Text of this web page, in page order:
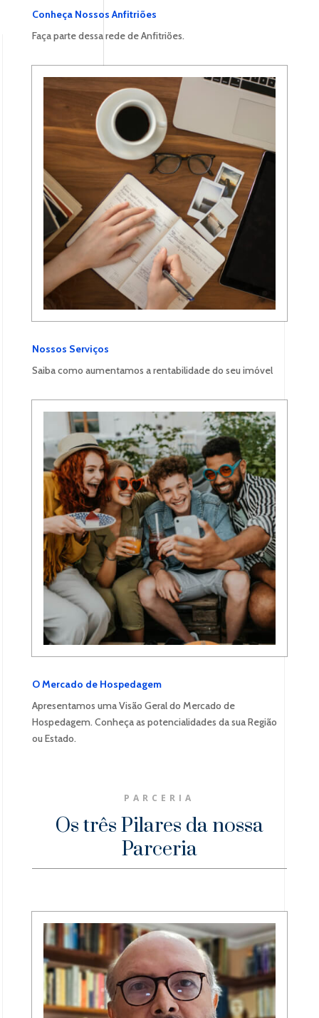
Conheça Nossos Anfitriões
Faça parte dessa rede de Anfitriões.
Nossos Serviços
Saiba como aumentamos a rentabilidade do seu imóvel
O Mercado de Hospedagem
Apresentamos uma Visão Geral do Mercado de
Hospedagem. Conheça as potencialidades da sua Região
ou Estado.
PARCERIA
Os três Pilares da nossa
Parceria